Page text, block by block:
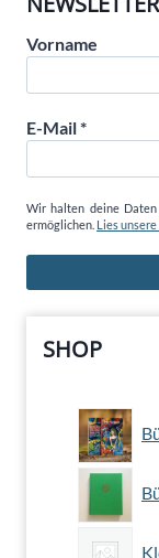
Vorname
E-Mail*
Wir halten deine
ermöglichen. Lies
SHOP